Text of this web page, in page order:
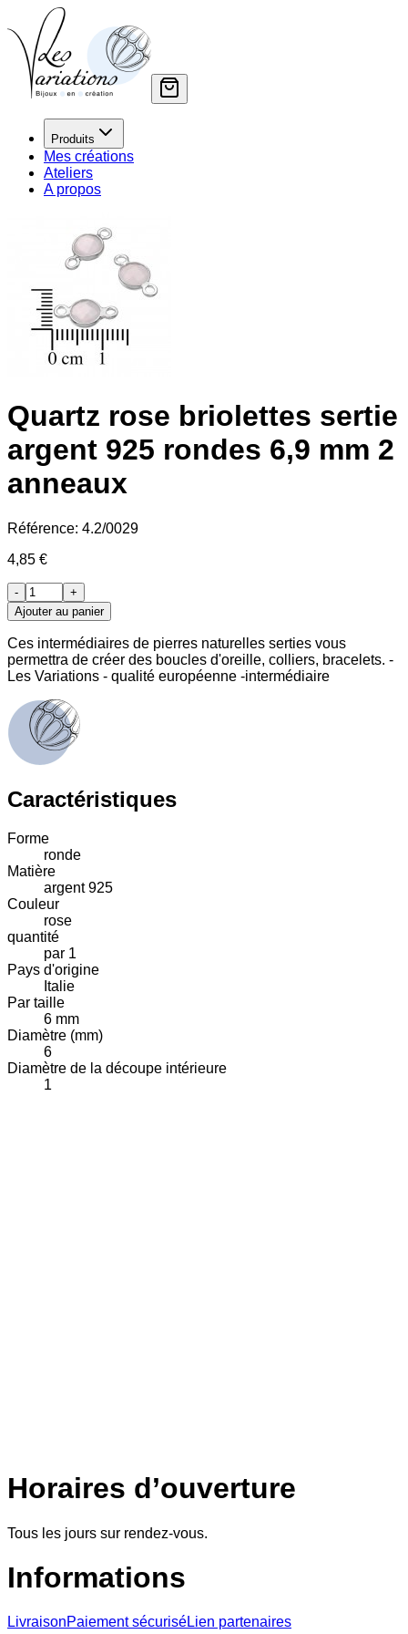
Produits
Mes créations
Ateliers
A propos
Quartz rose briolettes sertie
argent 925 rondes 6,9 mm 2
anneaux
Référence: 4.2/0029
4,85 €
-
+
Ajouter au panier
Ces intermédiaires de pierres naturelles serties vous
permettra de créer des boucles d'oreille, colliers, bracelets. -
Les Variations - qualité européenne -intermédiaire
Caractéristiques
Forme
ronde
Matière
argent 925
Couleur
rose
quantité
par 1
Pays d'origine
Italie
Par taille
6 mm
Diamètre (mm)
6
Diamètre de la découpe intérieure
1
Horaires d’ouverture
Tous les jours sur rendez-vous.
Informations
LivraisonPaiement sécuriséLien partenaires